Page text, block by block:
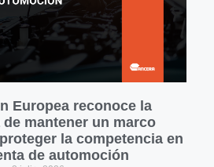
Europea reconoce la
mantener un marco
la competencia en
de automoción